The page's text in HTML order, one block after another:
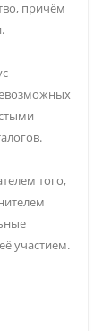
причём
того,
участием.